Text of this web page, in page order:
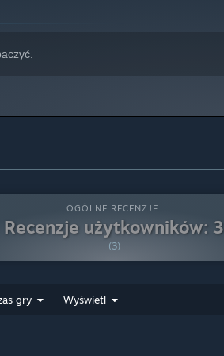
OGÓLNE RECENZJE:
Recenzje użytkowników: 3
(3)
gry Wyświetl